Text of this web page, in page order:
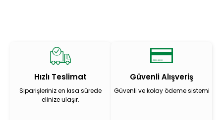
Hızlı Teslimat
Siparişleriniz en kısa sürede
elinize ulaşır.
Güvenli Alışveriş
Güvenli ve kolay ödeme sistemi